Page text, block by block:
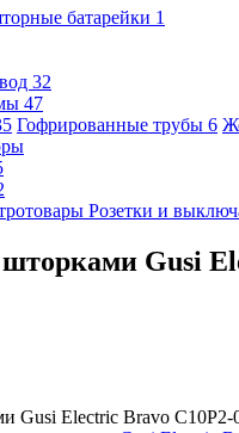
батарейки 1
32
47
Гофрированные трубы 6
Розетки и
шторками Gusi
Gusi Electric Bravo